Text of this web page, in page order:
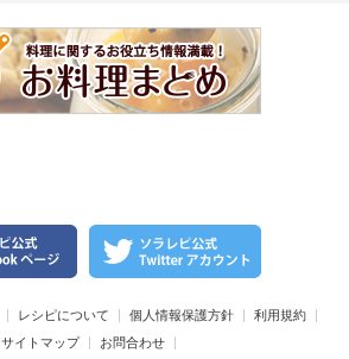
レシピについて 個人情報保護方針
利用規約
サイトマップ
お問合わせ